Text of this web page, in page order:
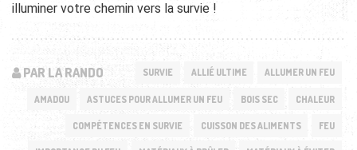
illuminer votre chemin vers la survie !
PAR LA RANDO SURVIE ALLIÉ ULTIME ALLUMER UN FEU
AMADOU ASTUCES POUR ALLUMER UN FEU BOIS SEC CHALEUR
COMPÉTENCES EN SURVIE CUISSON DES ALIMENTS FEU